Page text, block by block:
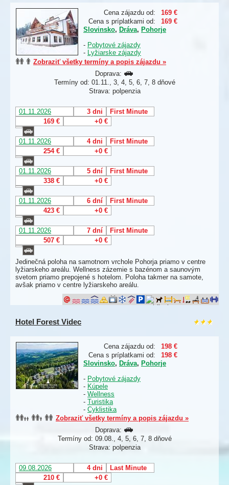
Cena zájazdu od:
169 €
Cena s príplatkami od:
169 €
Slovinsko, Dráva, Pohorje
- Pobytové zájazdy
- Lyžiarske zájazdy
Zobraziť všetky termíny a popis zájazdu »
Doprava:
Termíny od: 01.11., 3, 4, 5, 6, 7, 8 dňové
Strava: polpenzia
01.11.2026 3 dni
First Minute
169 €
+0 €
01.11.2026 4 dni
First Minute
254 €
+0 €
01.11.2026 5 dní
First Minute
338 €
+0 €
01.11.2026 6 dní
First Minute
423 €
+0 €
01.11.2026 7 dní
First Minute
507 €
+0 €
Jedinečná poloha na samotnom vrchole Pohorja priamo v centre
lyžiarskeho areálu. Wellness zázemie s bazénom a saunovým
svetom priamo prepojené s hotelom. Poloha takmer na samote,
avšak priamo v centre lyžiarskeho areálu.
Hotel Forest Videc
Cena zájazdu od:
198 €
Cena s príplatkami od:
198 €
Slovinsko, Dráva, Pohorje
- Pobytové zájazdy
- Kúpele
- Wellness
- Turistika
- Cyklistika
Zobraziť všetky termíny a popis zájazdu »
Doprava:
Termíny od: 09.08., 4, 5, 6, 7, 8 dňové
Strava: polpenzia
09.08.2026 4 dni
Last Minute
210 €
+0 €